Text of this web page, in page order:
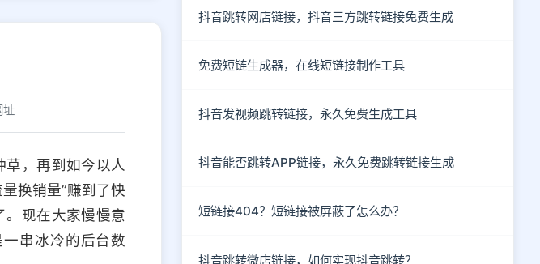
址
草，再到如今以人
换销量”赚到了快
。现在大家慢慢意
串冰冷的后台数
抖音跳转网店链接，抖音三方跳转链接免费生成
免费短链生成器，在线短链接制作工具
抖音发视频跳转链接，永久免费生成工具
抖音能否跳转APP链接，永久免费跳转链接生成
短链接404？短链接被屏蔽了怎么办？
抖音跳转微店链接，如何实现抖音跳转？